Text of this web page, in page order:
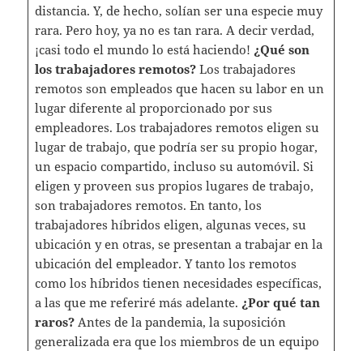
distancia. Y, de hecho, solían ser una especie muy
rara. Pero hoy, ya no es tan rara. A decir verdad,
¡casi todo el mundo lo está haciendo! ¿Qué son
los trabajadores remotos?Los trabajadores
remotos son empleados que hacen su labor en un
lugar diferente al proporcionado por sus
empleadores. Los trabajadores remotos eligen su
lugar de trabajo, que podría ser su propio hogar,
un espacio compartido, incluso su automóvil. Si
eligen y proveen sus propios lugares de trabajo,
son trabajadores remotos. En tanto, los
trabajadores híbridos eligen, algunas veces, su
ubicación y en otras, se presentan a trabajar en la
ubicación del empleador. Y tanto los remotos
como los híbridos tienen necesidades específicas,
a las que me referiré más adelante. ¿Por qué tan
raros?Antes de la pandemia, la suposición
generalizada era que los miembros de un equipo